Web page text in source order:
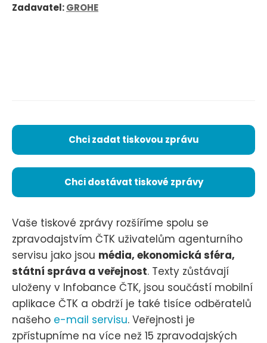
Zadavatel:GROHE
Chci zadat tiskovou zprávu
Chci dostávat tiskové zprávy
Vaše tiskové zprávy rozšíříme spolu se
zpravodajstvím ČTK uživatelům agenturního
servisu jako jsou média, ekonomická sféra,
státní správa a veřejnost. Texty zůstávají
uloženy v Infobance ČTK, jsou součástí mobilní
aplikace ČTK a obdrží je také tisíce odběratelů
našeho e-mail servisu. Veřejnosti je
zpřístupníme na více než 15 zpravodajských